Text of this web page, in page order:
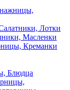
Лотки
Масленки
Креманки
Блюдца